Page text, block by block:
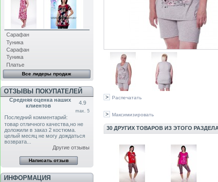
Сарафан
Туника
Сарафан
Туника
Платье
Все лидеры продаж
ОТЗЫВЫ ПОКУПАТЕЛЕЙ
Средняя оценка наших
клиентов
4.9
max. 5
Последний комментарий:
товар отличного качества,но не
доложили в заказ 2 костюма.
целый месяц не могу дождаться
возврата...
Другие отзывы
ИНФОРМАЦИЯ
Распечатать
Максимизировать
30 ДРУГИХ ТОВАРОВ ИЗ ЭТОГО